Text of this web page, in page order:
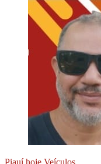
Piauí hoje Veículos